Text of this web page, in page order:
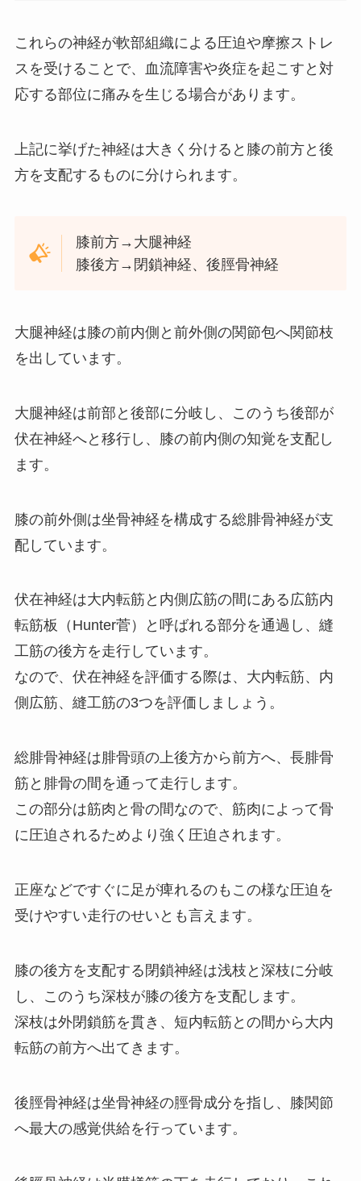
これらの神経が軟部組織による圧迫や摩擦ストレ
スを受けることで、血流障害や炎症を起こすと対
応する部位に痛みを生じる場合があります。
上記に挙げた神経は大きく分けると膝の前方と後
方を支配するものに分けられます。
膝前方→大腿神経
膝後方→閉鎖神経、後脛骨神経
大腿神経は膝の前内側と前外側の関節包へ関節枝
を出しています。
大腿神経は前部と後部に分岐し、このうち後部が
伏在神経へと移行し、膝の前内側の知覚を支配し
ます。
膝の前外側は坐骨神経を構成する総腓骨神経が支
配しています。
伏在神経は大内転筋と内側広筋の間にある広筋内
転筋板（Hunter菅）と呼ばれる部分を通過し、縫
工筋の後方を走行しています。
なので、伏在神経を評価する際は、大内転筋、内
側広筋、縫工筋の3つを評価しましょう。
総腓骨神経は腓骨頭の上後方から前方へ、長腓骨
筋と腓骨の間を通って走行します。
この部分は筋肉と骨の間なので、筋肉によって骨
に圧迫されるためより強く圧迫されます。
正座などですぐに足が痺れるのもこの様な圧迫を
受けやすい走行のせいとも言えます。
膝の後方を支配する閉鎖神経は浅枝と深枝に分岐
し、このうち深枝が膝の後方を支配します。
深枝は外閉鎖筋を貫き、短内転筋との間から大内
転筋の前方へ出てきます。
後脛骨神経は坐骨神経の脛骨成分を指し、膝関節
へ最大の感覚供給を行っています。